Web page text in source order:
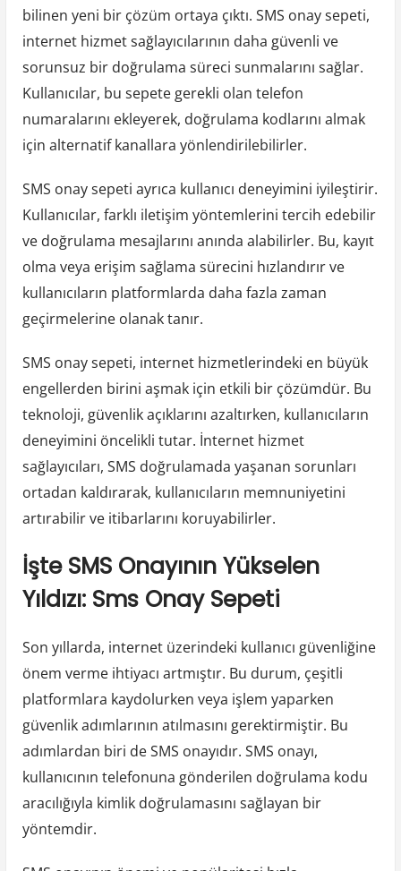
bilinen yeni bir çözüm ortaya çıktı. SMS onay sepeti,
internet hizmet sağlayıcılarının daha güvenli ve
sorunsuz bir doğrulama süreci sunmalarını sağlar.
Kullanıcılar, bu sepete gerekli olan telefon
numaralarını ekleyerek, doğrulama kodlarını almak
için alternatif kanallara yönlendirilebilirler.
SMS onay sepeti ayrıca kullanıcı deneyimini iyileştirir.
Kullanıcılar, farklı iletişim yöntemlerini tercih edebilir
ve doğrulama mesajlarını anında alabilirler. Bu, kayıt
olma veya erişim sağlama sürecini hızlandırır ve
kullanıcıların platformlarda daha fazla zaman
geçirmelerine olanak tanır.
SMS onay sepeti, internet hizmetlerindeki en büyük
engellerden birini aşmak için etkili bir çözümdür. Bu
teknoloji, güvenlik açıklarını azaltırken, kullanıcıların
deneyimini öncelikli tutar. İnternet hizmet
sağlayıcıları, SMS doğrulamada yaşanan sorunları
ortadan kaldırarak, kullanıcıların memnuniyetini
artırabilir ve itibarlarını koruyabilirler.
İşte SMS Onayının Yükselen
Yıldızı: Sms Onay Sepeti
Son yıllarda, internet üzerindeki kullanıcı güvenliğine
önem verme ihtiyacı artmıştır. Bu durum, çeşitli
platformlara kaydolurken veya işlem yaparken
güvenlik adımlarının atılmasını gerektirmiştir. Bu
adımlardan biri de SMS onayıdır. SMS onayı,
kullanıcının telefonuna gönderilen doğrulama kodu
aracılığıyla kimlik doğrulamasını sağlayan bir
yöntemdir.